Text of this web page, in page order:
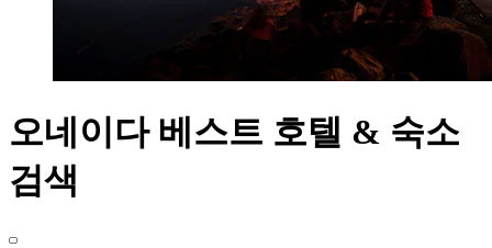
오네이다 베스트 호텔 & 숙소
검색